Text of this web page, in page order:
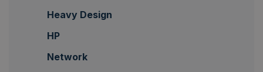
Heavy Design
HP
Network